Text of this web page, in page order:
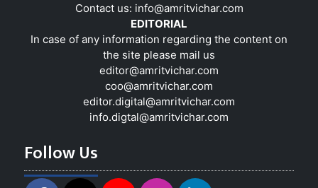
Contact us: info@amritvichar.com
EDITORIAL
In case of any information regarding the content on
the site please mail us
editor@amritvichar.com
coo@amritvichar.com
editor.digital@amritvichar.com
info.digtal@amritvichar.com
Follow Us